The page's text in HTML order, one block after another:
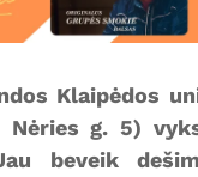
Klaipėdos
g. 5)
beveik